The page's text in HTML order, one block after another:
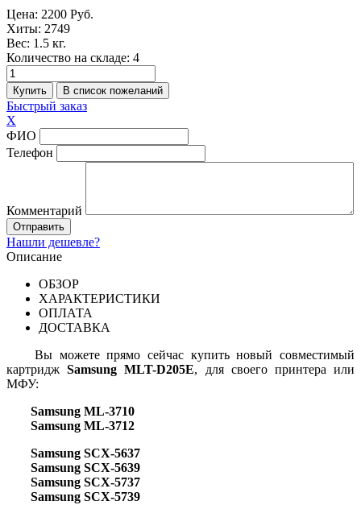
Цена: 2200 Руб.
Хиты: 2749
Вес: 1.5 кг.
Количество на складе: 4
Быстрый заказ
X
ФИО
Телефон
Комментарий
Нашли дешевле?
Описание
ОБЗОР
ХАРАКТЕРИСТИКИ
ОПЛАТА
ДОСТАВКА
Вы можете прямо сейчас купить новый совместимый
картриджSamsung MLT-D205E, для своего принтера или
МФУ:
Samsung ML-3710
Samsung ML-3712
Samsung SCX-5637
Samsung SCX-5639
Samsung SCX-5737
Samsung SCX-5739